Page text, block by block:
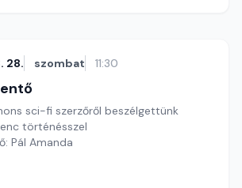
28. szombat 11:30
sci-fi szerzőről beszélgettünk
történésszel
Pál Amanda